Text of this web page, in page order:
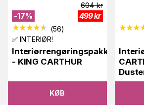
-17%
604 kr
499kr
(56)
✅ INTERIØR!
Interiørrengøringspakke
- KING CARTHUR
KØB